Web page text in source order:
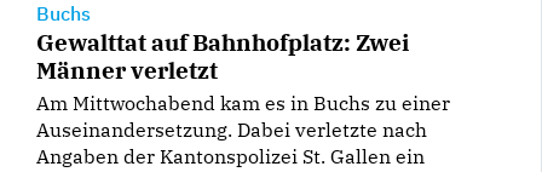
Buchs
Gewalttat auf Bahnhofplatz: Zwei
Männer verletzt
Am Mittwochabend kam es in Buchs zu einer
Auseinandersetzung. Dabei verletzte nach
Angaben der Kantonspolizei St. Gallen ein